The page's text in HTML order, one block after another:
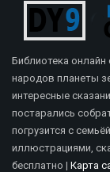
Библиотека
народов планеты
интересные
постарались
погрузится с
иллюстрациями,
бесплатно | Карта